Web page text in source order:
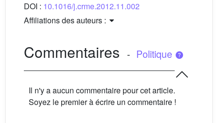
DOI : 10.1016/j.crme.2012.11.002
Affiliations des auteurs :
Commentaires - Politique
Il n'y a aucun commentaire pour cet article.
Soyez le premier à écrire un commentaire !